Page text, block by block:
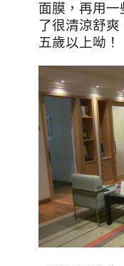
面膜，再用
了很清涼舒爽
五歲以上呦！